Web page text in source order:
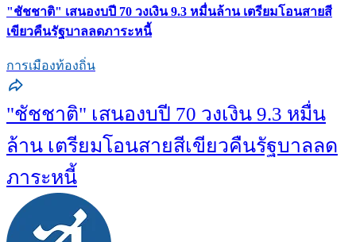
"ชัชชาติ" เสนองบปี 70 วงเงิน 9.3 หมื่นล้าน เตรียมโอนสายสี
เขียวคืนรัฐบาลลดภาระหนี้
การเมืองท้องถิ่น
"ชัชชาติ" เสนองบปี 70 วงเงิน 9.3 หมื่น
ล้าน เตรียมโอนสายสีเขียวคืนรัฐบาลลด
ภาระหนี้